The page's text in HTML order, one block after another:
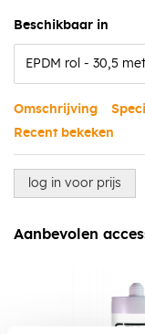
Beschikbaar in
Omschrijving
Recent bekeken
log in voor prijs
Aanbevolen